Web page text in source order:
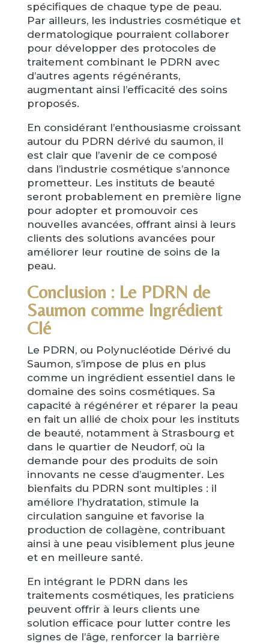
spécifiques de chaque type de peau.
Par ailleurs, les industries cosmétique et
dermatologique pourraient collaborer
pour développer des protocoles de
traitement combinant le PDRN avec
d’autres agents régénérants,
augmentant ainsi l’efficacité des soins
proposés.
En considérant l’enthousiasme croissant
autour du PDRN dérivé du saumon, il
est clair que l’avenir de ce composé
dans l’industrie cosmétique s’annonce
prometteur. Les instituts de beauté
seront probablement en première ligne
pour adopter et promouvoir ces
nouvelles avancées, offrant ainsi à leurs
clients des solutions avancées pour
améliorer leur routine de soins de la
peau.
Conclusion : Le PDRN de
Saumon comme Ingrédient
Clé
Le PDRN, ou Polynucléotide Dérivé du
Saumon, s’impose de plus en plus
comme un ingrédient essentiel dans le
domaine des soins cosmétiques. Sa
capacité à régénérer et réparer la peau
en fait un allié de choix pour les instituts
de beauté, notamment à Strasbourg et
dans le quartier de Neudorf, où la
demande pour des produits de soin
innovants ne cesse d’augmenter. Les
bienfaits du PDRN sont multiples : il
améliore l’hydratation, stimule la
circulation sanguine et favorise la
production de collagène, contribuant
ainsi à une peau visiblement plus jeune
et en meilleure santé.
En intégrant le PDRN dans les
traitements cosmétiques, les praticiens
peuvent offrir à leurs clients une
solution efficace pour lutter contre les
signes de l’âge, renforcer la barrière